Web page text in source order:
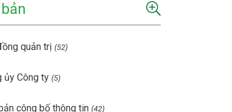
quản trị (52)
ủy Công ty (5)
công bố thông tin (42)